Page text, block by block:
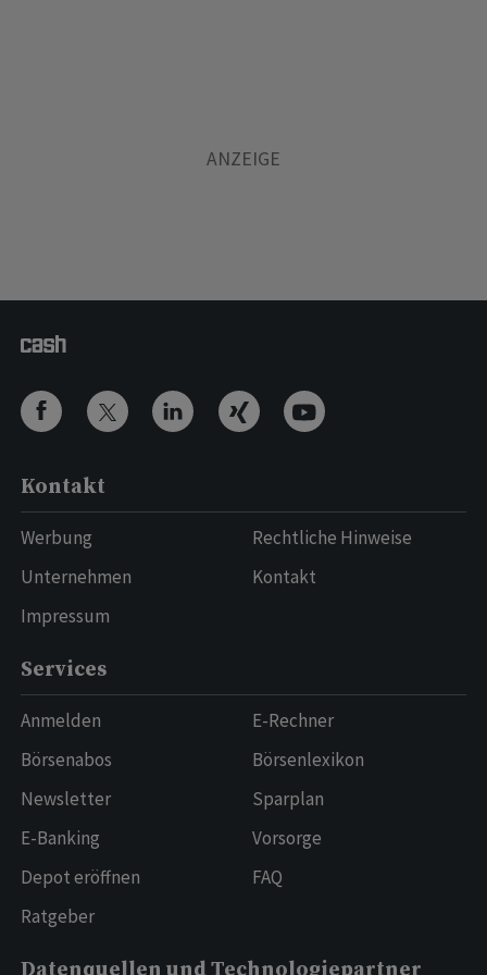
Kontakt
Werbung
Unternehmen
Impressum
Rechtliche Hinweise
Kontakt
Services
Anmelden
Börsenabos
Newsletter
E-Banking
Depot eröffnen
Ratgeber
E-Rechner
Börsenlexikon
Sparplan
Vorsorge
FAQ